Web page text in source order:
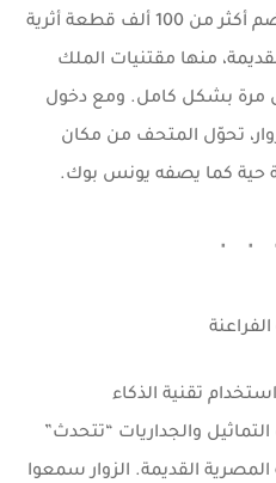
بالقرب من أهرامات الجيزة، ويضم أكثر من 100 ألف قطعة أثرية
منها مقتنيات الملك
مرة بشكل كامل. ومع دخول
تحوّل المتحف من مكان
حية كما يصفه يونس بوك.
استخدام تقنية الذكاء
والجداريات “تتحدث”
القديمة. الزوار سمعوا